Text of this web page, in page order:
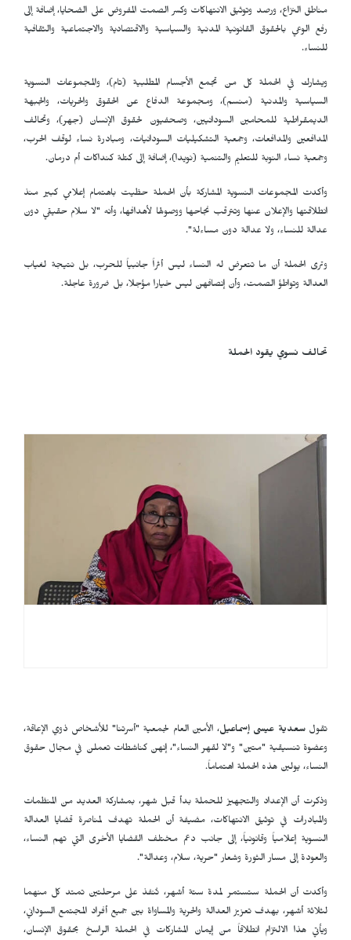
مناطق النزاع، ورصد وتوثيق الانتهاكات وكسر الصمت المفروض على الضحايا، إضافة إلى
رفع الوعي بالحقوق القانونية المدنية والسياسية والاقتصادية والاجتماعية والثقافية
للنساء.
ويشارك في الحملة كل من تجمع الأجسام المطلبية (تام)، والمجموعات النسوية
السياسية والمدنية (منسم)، ومجموعة الدفاع عن الحقوق والحريات، والجبهة
الديمقراطية للمحامين السودانيين، وصحفيون لحقوق الإنسان (جهر)، وتحالف
المدافعين والمدافعات، وجمعية التشكيليات السودانيات، ومبادرة نساء لوقف الحرب،
وجمعية نساء النوبة للتعليم والتنمية (نويدا)، إضافة إلى كتلة كنداكات أم درمان.
وأكدت المجموعات النسوية المشاركة بأن الحملة حظيت باهتمام إعلامي كبير منذ
انطلاقتها والإعلان عنها وتترقب نجاحها ووصولها لأهدافها، وأنه "لا سلام حقيقي دون
عدالة للنساء، ولا عدالة دون مساءلة".
وترى الحملة أن ما تتعرض له النساء ليس أثراً جانبياً للحرب، بل نتيجة لغياب
العدالة وتواطؤ الصمت، وأن إنصافهن ليس خيارا مؤجلا، بل ضرورة عاجلة.
تحالف نسوي يقود الحملة
تقول سعدية عيسى إسماعيل، الأمين العام لجمعية "أسرتنا" للأشخاص ذوي الإعاقة،
وعضوة تنسيقية "متين" و"لا لقهر النساء"، إنهن كناشطات تعملن في مجال حقوق
النساء، يولين هذه الحملة اهتماماً.
وذكرت أن الإعداد والتجهيز للحملة بدأ قبل شهر، بمشاركة العديد من المنظمات
والمبادرات في توثيق الانتهاكات، مضيفة أن الحملة تهدف لمناصرة قضايا العدالة
النسوية إعلامياً وقانونياً، إلى جانب دعم مختلف القضايا الأخرى التي تهم النساء،
والعودة إلى مسار الثورة وشعار "حرية، سلام، وعدالة".
وأكدت أن الحملة ستستمر لمدة ستة أشهر، تُنفذ على مرحلتين تمتد كل منهما
لثلاثة أشهر، بهدف تعزيز العدالة والحرية والمساواة بين جميع أفراد المجتمع السوداني،
ويأتي هذا الالتزام انطلاقاً من إيمان المشاركات في الحملة الراسخ بحقوق الإنسان،